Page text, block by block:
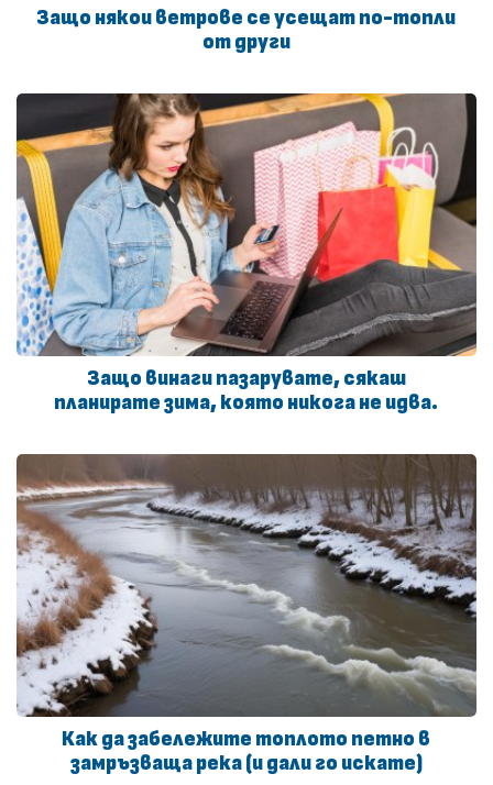
Защо някои ветрове се усещат по-топли
от други
Защо винаги пазарувате, сякаш
планирате зима, която никога не идва.
Как да забележите топлото петно в
замръзваща река (и дали го искате)